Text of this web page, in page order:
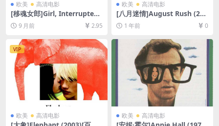
欧美 高清电影
[移魂女郎]Girl, Interrupted
(1999)[百度网盘+夸克网盘10
80P超清未删减资源][网盘在
英字幕]
9 月前 2.95
欧美 高清电影
[八月迷情]August Rush (200
7)August Rush (2007)[百度
网盘+夸克网盘1080P超清未
载][MP4/7.8GB][中英字幕]
1 年前 0
VIP
欧美 高清电影 欧美 高清电影